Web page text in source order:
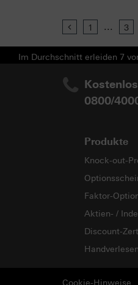
Previous
1 ... 3
Im Durchschnitt erleiden 7
0800/
Produkte
Knock-out-
Faktor-
Aktien- /
Discount-
Handverlesen
Cookie-Hinweise